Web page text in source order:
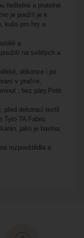
ředitelné a pratelné
je použít je k
kulis pro hry a
a
na světlých a
dokonce i po
v pračce,
, bez páry. Poté
před dekorací textil
Tyto 7A Fabric
jako je bavlna,
rozpouštědla a